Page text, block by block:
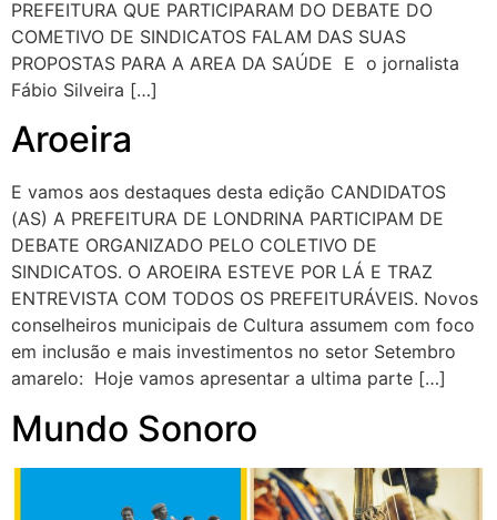
PREFEITURA QUE PARTICIPARAM DO DEBATE DO
COMETIVO DE SINDICATOS FALAM DAS SUAS
PROPOSTAS PARA A AREA DA SAÚDE E o jornalista
Fábio Silveira […]
Aroeira
E vamos aos destaques desta edição CANDIDATOS
(AS) A PREFEITURA DE LONDRINA PARTICIPAM DE
DEBATE ORGANIZADO PELO COLETIVO DE
SINDICATOS. O AROEIRA ESTEVE POR LÁ E TRAZ
ENTREVISTA COM TODOS OS PREFEITURÁVEIS. Novos
conselheiros municipais de Cultura assumem com foco
em inclusão e mais investimentos no setor Setembro
amarelo: Hoje vamos apresentar a ultima parte […]
Mundo Sonoro